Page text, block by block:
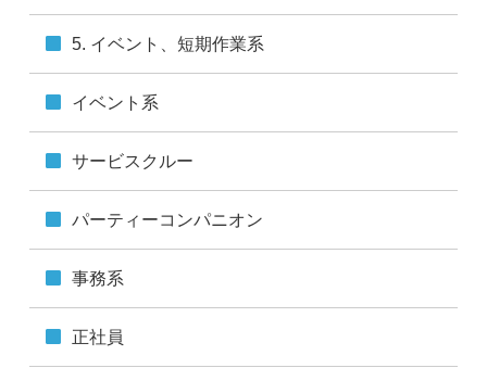
■個人情報を入力するにあたっての注意事項
■本人が容易に認識できない方法による個人情報の取得
容易に認識できない方法による個人情報の取得は行って
■個人情報の安全管理措置について
取得した個人情報については、漏えい、滅失またはき損
の防止と是正、その他個人情報の安全管理のために必要
かつ適切な措置を講じます。
このサイトは、SSL（Secure Socket Layer）による暗号
5. イベント、短期作業系
イベント系
サービスクルー
パーティーコンパニオン
事務系
正社員